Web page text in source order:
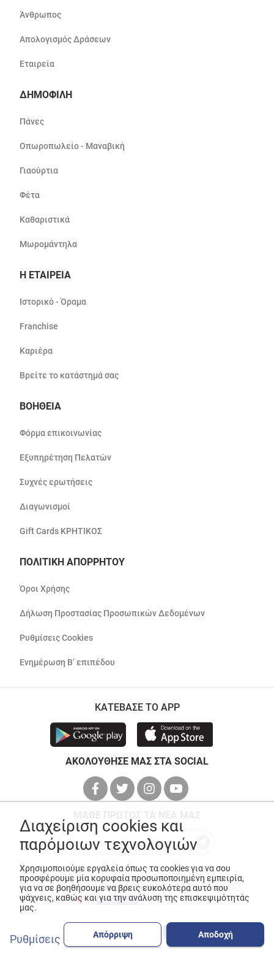
Άνθρωπος
Απολογισμός Δράσεων
Εταιρεία
ΔΗΜΟΦΙΛΗ
Πάνες
Οπωροπωλείο - Μαναβική
Γιαούρτια
Φέτα
Καθαριστικά
Μωρομάντηλα
Η ΕΤΑΙΡΕΙΑ
Ιστορικό - Όραμα
Franchise
Καριέρα
Βρείτε το κατάστημά σας
ΒΟΗΘΕΙΑ
Φόρμα επικοινωνίας
Εξυπηρέτηση Πελατών
Συχνές ερωτήσεις
Διαγωνισμοί
Gift Cards ΚΡΗΤΙΚΟΣ
ΠΟΛΙΤΙΚΗ ΑΠΟΡΡΗΤΟΥ
Όροι Χρήσης
Δήλωση Προστασίας Προσωπικών Δεδομένων
Ρυθμίσεις Cookies
Ενημέρωση Β’ επιπέδου
ΚΑΤΕΒΑΣΕ ΤΟ APP
ΑΚΟΛΟΥΘΗΣΕ ΜΑΣ ΣΤΑ SOCIAL
© Copyright 2026ANEDIK Kritikos. All Rights Reserved
Made with
byDesquared
Διαχείριση cookies και
παρόμοιων τεχνολογιών
Χρησιμοποιούμε εργαλεία όπως τα cookies για να σου
προσφέρουμε μία κορυφαία προσωποποιημένη εμπειρία,
για να σε βοηθήσουμε να βρεις ευκολότερα αυτό που
ψάχνεις, καθώς και για την ανάλυση της επισκεψιμότητάς
μας.
Ρυθμίσεις Απόρριψη Αποδοχή